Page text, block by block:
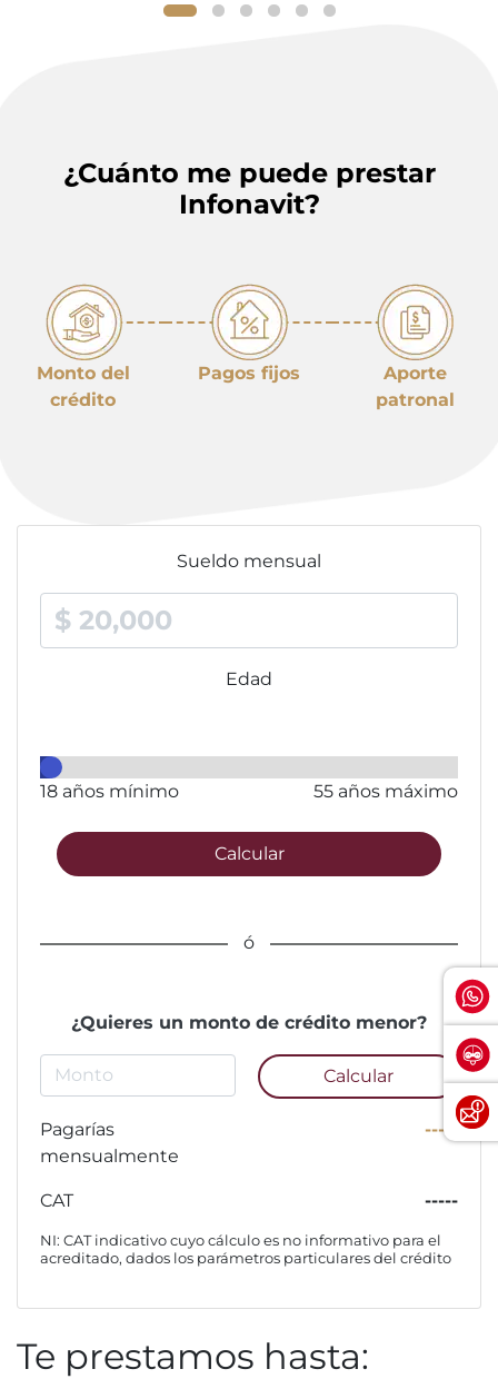
¿Cuánto me puede prestar
Infonavit?
Monto del
crédito
Pagos fijos
Aporte
patronal
Sueldo mensual
Edad
18 años mínimo 55 años máximo
Calcular
ó
¿Quieres un monto de crédito menor?
Calcular
Pagarías
mensualmente
-----
CAT -----
NI: CAT indicativo cuyo cálculo es no informativo para el
acreditado, dados los parámetros particulares del crédito
Te prestamos hasta: